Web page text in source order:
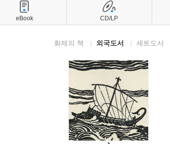
화제의 책 외국도서 세트도서
eBook CD/LP